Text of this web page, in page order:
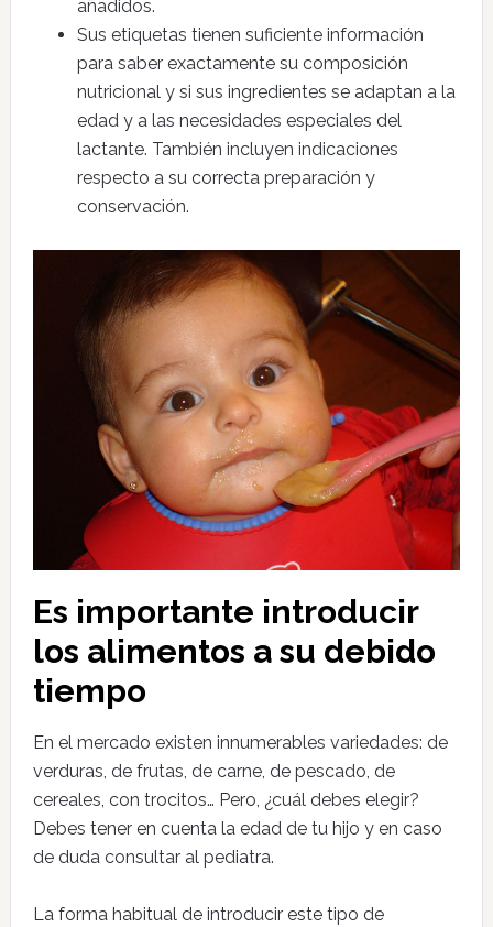
añadidos.
Sus etiquetas tienen suficiente información
para saber exactamente su composición
nutricional y si sus ingredientes se adaptan a la
edad y a las necesidades especiales del
lactante. También incluyen indicaciones
respecto a su correcta preparación y
conservación.
Es importante introducir
los alimentos a su debido
tiempo
En el mercado existen innumerables variedades: de
verduras, de frutas, de carne, de pescado, de
cereales, con trocitos… Pero, ¿cuál debes elegir?
Debes tener en cuenta la edad de tu hijo y en caso
de duda consultar al pediatra.
La forma habitual de introducir este tipo de